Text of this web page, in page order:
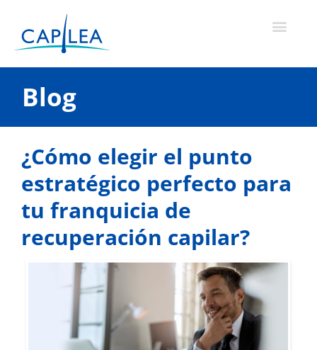
contenido
Blog
¿Cómo elegir el punto
estratégico perfecto para
tu franquicia de
recuperación capilar?